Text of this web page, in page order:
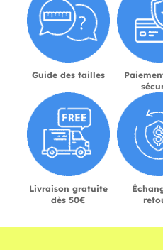
Guide des tailles
Livraison gratuite
dès 50€